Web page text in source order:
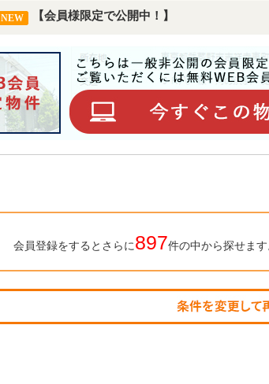
NEW 【会員様限定で公開中！】
会員登録をするとさらに897件の中から探せます